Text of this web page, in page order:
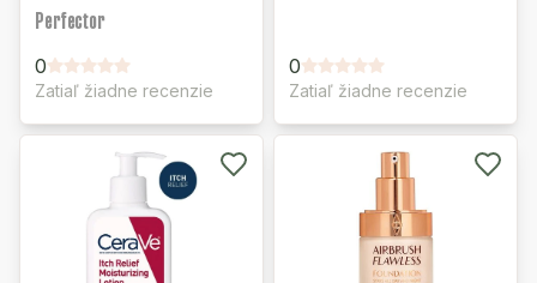
Perfector
0
Zatiaľ žiadne recenzie
0
Zatiaľ žiadne recenzie